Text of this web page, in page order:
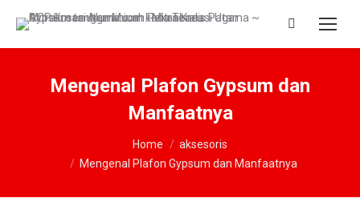
Search:
Mengenal Plafon Gypsum dan
Manfaatnya
Home
aksesoris
Mengenal Plafon Gypsum dan Manfaatnya